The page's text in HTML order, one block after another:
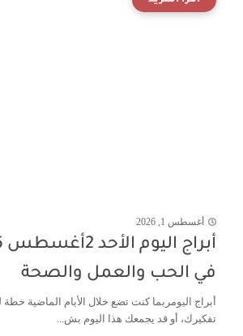
أغسطس 1, 2026
في الحب والعمل والصحة
أبراج اليومربما كنت تضع خلال الأيام الماضية
تفكيرك، أو قد يجمعك هذا اليوم بش...